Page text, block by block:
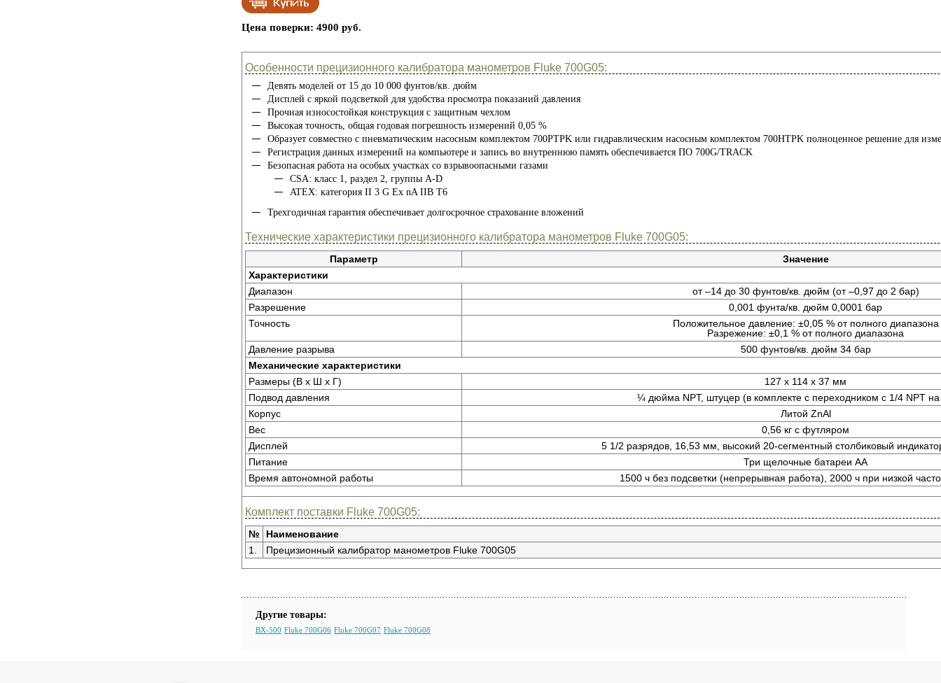
Цена поверки: 4900 руб.
Особенности прецизионного калибратора манометров Fluke 700G05:
Девять моделей от 15 до 10 000 фунтов/кв. дюйм
Дисплей с яркой подсветкой для удобства просмотра показаний давления
Прочная износостойкая конструкция с защитным чехлом
Высокая точность, общая годовая погрешность измерений 0,05 %
Образует совместно с пневматическим насосным комплектом 700PTPK или гидравлическим насосным комплектом 700HTPK полноценное решение для
Регистрация данных измерений на компьютере и запись во внутреннюю память обеспечивается ПО 700G/TRACK
Безопасная работа на особых участках со взрывоопасными газами
CSA: класс 1, раздел 2, группы A-D
ATEX: категория II 3 G Ex nA IIB T6
Трехгодичная гарантия обеспечивает долгосрочное страхование вложений
Технические характеристики прецизионного калибратора манометров Fluke 700G05:
Параметр
Значение
Характеристики
Диапазон
от –14 до 30 фунтов/кв. дюйм (от –0,97 до 2 бар)
Разрешение
0,001 фунта/кв. дюйм 0,0001 бар
Точность
Положительное давление: ±0,05 % от полного диапазона
Разрежение: ±0,1 % от полного диапазона
Давление разрыва
500 фунтов/кв. дюйм 34 бар
Механические характеристики
Размеры (В x Ш x Г)
127 x 114 x 37 мм
Подвод давления
¼ дюйма NPT, штуцер (в комплекте с переходником с 1/4 NPT
Корпус
Литой ZnAl
Вес
0,56 кг с футляром
Дисплей
5 1/2 разрядов, 16,53 мм, высокий 20-сегментный столбиковый
Питание
Три щелочные батареи АА
Время автономной работы
1500 ч без подсветки (непрерывная работа), 2000 ч при низкой
Комплект поставки Fluke 700G05:
№
Наименование
1.
Прецизионный калибратор манометров Fluke 700G05
Другие товары:
BX-500 Fluke 700G06 Fluke 700G07 Fluke 700G08